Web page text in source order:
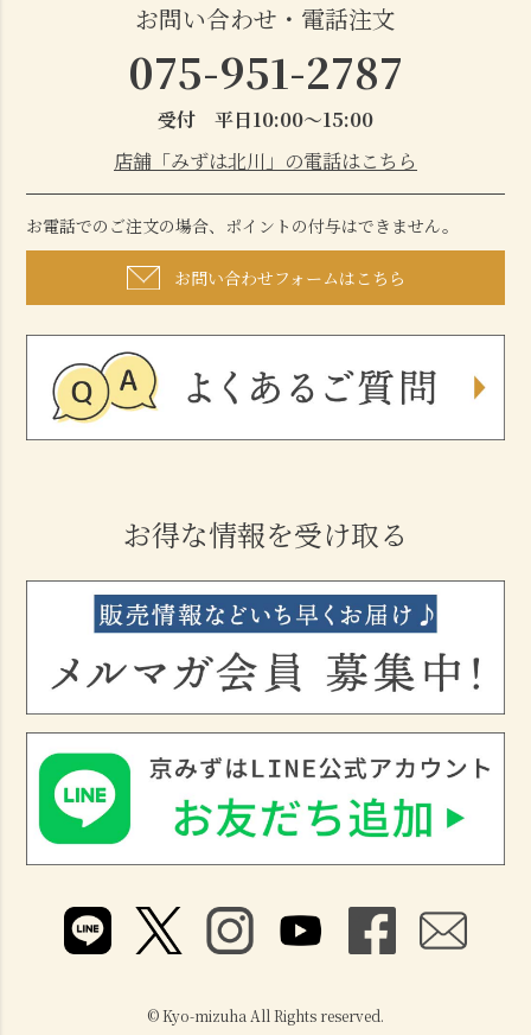
お問い合わせ・電話注文
075-951-2787
受付 平日10:00～15:00
店舗「みずは北川」の電話はこちら
お電話でのご注文の場合、ポイントの付与はできません。
お問い合わせフォームはこちら
お得な情報を受け取る
© Kyo-mizuha All Rights reserved.